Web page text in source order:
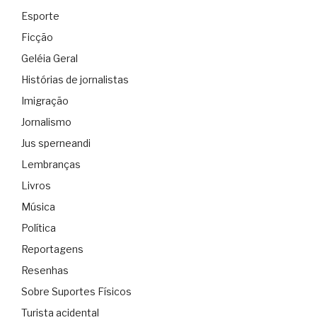
Esporte
Ficção
Geléia Geral
Histórias de jornalistas
Imigração
Jornalismo
Jus sperneandi
Lembranças
Livros
Música
Política
Reportagens
Resenhas
Sobre Suportes Físicos
Turista acidental